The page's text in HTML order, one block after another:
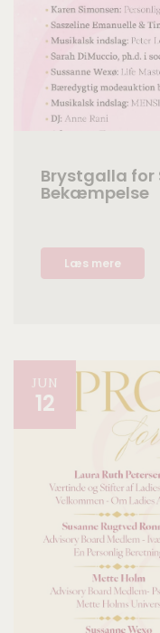
Brystgalla
Bekæmpelse
Læs mere
JUN
12